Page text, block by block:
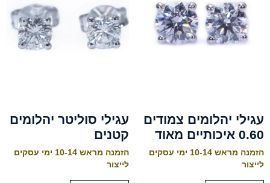
עגילי יהלומים צמודים
0.60 איכותיים מאוד
הזמנה מראש 10-14 ימי עסקים
לייצור
עגילי סוליטר יהלומים
קטנים
הזמנה מראש 10-14 ימי עסקים
לייצור